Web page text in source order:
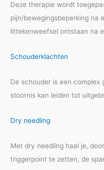
Deze therapie wordt
pijn/bewegingsbeperking na
littekenweefsel ontstaan na
Schouderklachten
De schouder is een complex
stoornis kan leiden tot
Dry needling
Met dry needling haal je,
triggerpoint te zetten, de